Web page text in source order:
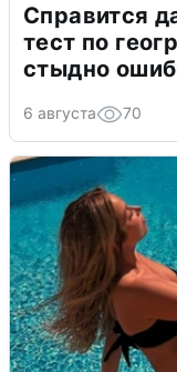
Справится
тест по
стыдно
6 августа 70